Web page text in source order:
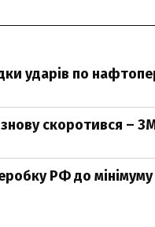
ударів по
скоротився –
РФ до